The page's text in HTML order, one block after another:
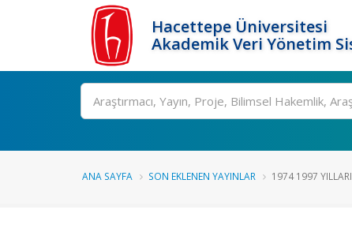
Hacettepe Üniversitesi
Akademik Veri Yönetim
Ara
ANA SAYFA SON EKLENEN YAYINLAR 1974 1997